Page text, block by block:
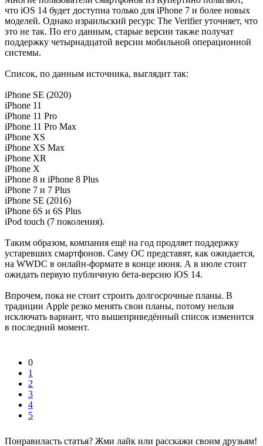
что iOS 14 будет доступна только для iPhone 7 и более новых
моделей. Однако израильский ресурс The Verifier уточняет, что
это не так. По его данным, старые версии также получат
поддержку четырнадцатой версии мобильной операционной
системы.
Список, по данным источника, выглядит так:
iPhone SE (2020)
iPhone 11
iPhone 11 Pro
iPhone 11 Pro Max
iPhone XS
iPhone XS Max
iPhone XR
iPhone X
iPhone 8 и iPhone 8 Plus
iPhone 7 и 7 Plus
iPhone SE (2016)
iPhone 6S и 6S Plus
iPod touch (7 поколения).
Таким образом, компания ещё на год продляет поддержку
устаревших смартфонов. Саму ОС представят, как ожидается,
на WWDC в онлайн-формате в конце июня. А в июле стоит
ожидать первую публичную бета-версию iOS 14.
Впрочем, пока не стоит строить долгосрочные планы. В
традиции Apple резко менять свои планы, потому нельзя
исключать вариант, что вышеприведённый список изменится
в последний момент.
0
1
2
3
4
5
Понравиласть статья? Жми лайк или расскажи своим друзьям!